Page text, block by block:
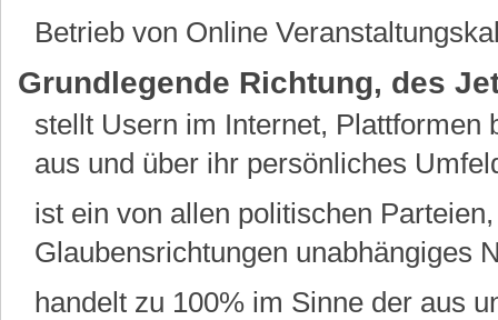
Betrieb von Online
Grundlegende Richtung, des
stellt Usern im Internet, Plattformen
aus und über ihr persönliches
ist ein von allen politischen
Glaubensrichtungen unabhängiges
handelt zu 100% im Sinne der aus